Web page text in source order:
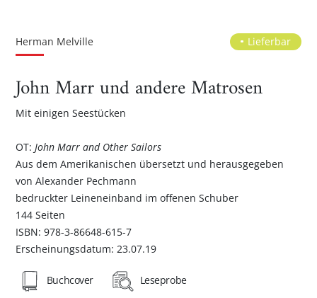
Bildgalerie
Herman Melville Lieferbar
John Marr und andere Matrosen
Mit einigen Seestücken
OT:John Marr and Other Sailors
Aus dem Amerikanischen übersetzt und herausgegeben
von Alexander Pechmann
bedruckter Leineneinband im offenen Schuber
144 Seiten
ISBN: 978-3-86648-615-7
Erscheinungsdatum: 23.07.19
Buchcover Leseprobe